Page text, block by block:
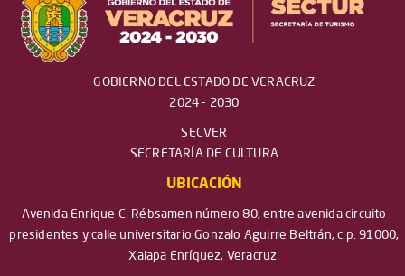
GOBIERNO DEL ESTADO DE VERACRUZ
2024 - 2030
SECVER
SECRETARÍA DE CULTURA
UBICACIÓN
Avenida Enrique C. Rébsamen número 80, entre avenida circuito
presidentes y calle universitario Gonzalo Aguirre Beltrán, c.p. 91000,
Xalapa Enríquez, Veracruz.